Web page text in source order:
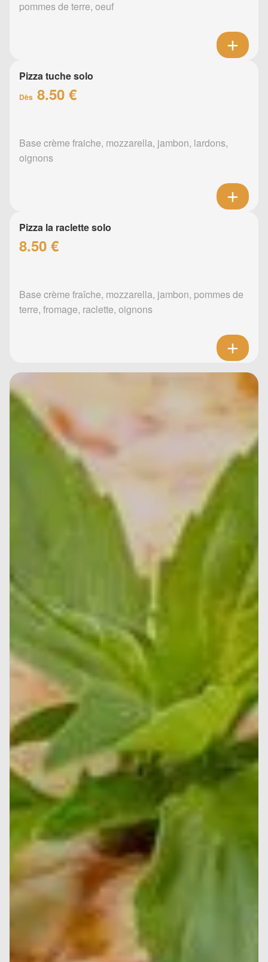
pommes de terre, oeuf
Pizza tuche solo
Dès 8.50 €
Base crème fraiche, mozzarella, jambon, lardons,
oignons
Pizza la raclette solo
8.50 €
Base crème fraîche, mozzarella, jambon, pommes de
terre, fromage, raclette, oignons